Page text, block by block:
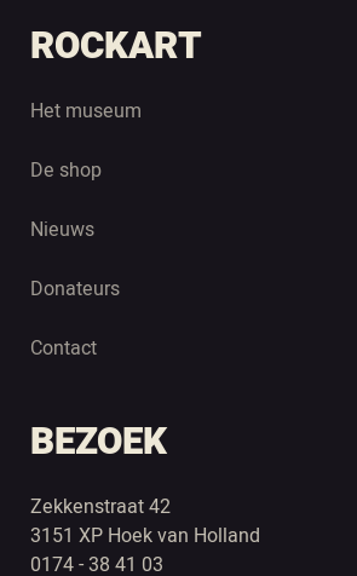
ROCKART
Het museum
De shop
Nieuws
Donateurs
Contact
BEZOEK
Zekkenstraat 42
3151 XP Hoek van Holland
0174 - 38 41 03